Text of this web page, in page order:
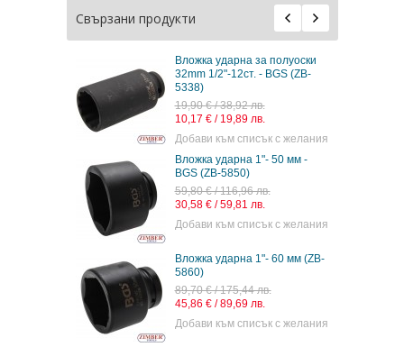
Свързани продукти
Вложка ударна за полуоски
32mm 1/2"-12ст. - BGS (ZB-
5338)
19,90 € / 38,92 лв.
10,17 € / 19,89 лв.
Добави към списък с желания
Вложка ударна 1"- 50 мм -
BGS (ZB-5850)
59,80 € / 116,96 лв.
30,58 € / 59,81 лв.
Добави към списък с желания
Вложка ударна 1"- 60 мм (ZB-
5860)
89,70 € / 175,44 лв.
45,86 € / 89,69 лв.
Добави към списък с желания